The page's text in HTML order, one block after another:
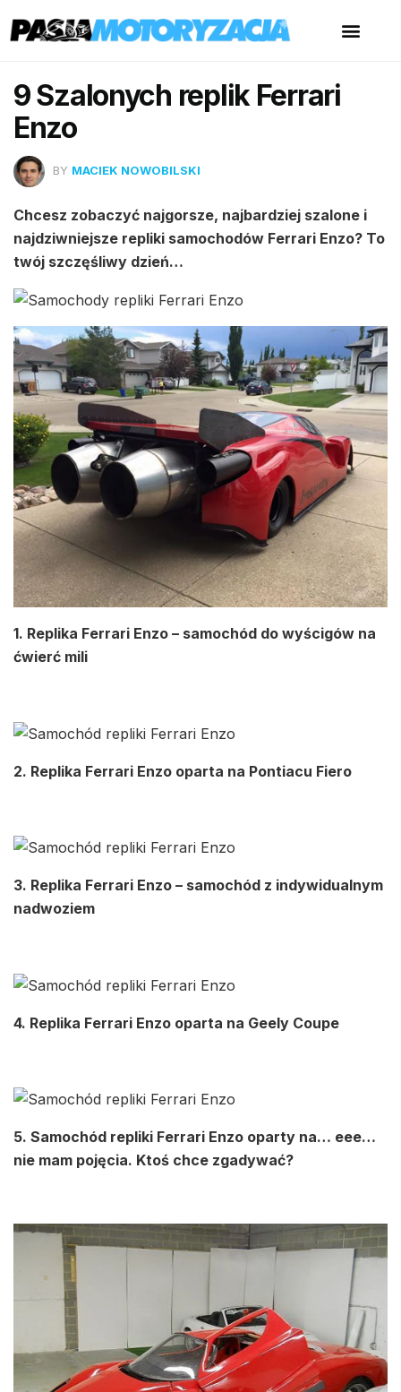
9 Szalonych replik Ferrari
Enzo
BY MACIEK NOWOBILSKI
Chcesz zobaczyć najgorsze, najbardziej szalone i
najdziwniejsze repliki samochodów Ferrari Enzo? To
twój szczęśliwy dzień…
1. Replika Ferrari Enzo – samochód do wyścigów na
ćwierć mili
2. Replika Ferrari Enzo oparta na Pontiacu Fiero
3. Replika Ferrari Enzo – samochód z indywidualnym
nadwoziem
4. Replika Ferrari Enzo oparta na Geely Coupe
5. Samochód repliki Ferrari Enzo oparty na… eee…
nie mam pojęcia. Ktoś chce zgadywać?